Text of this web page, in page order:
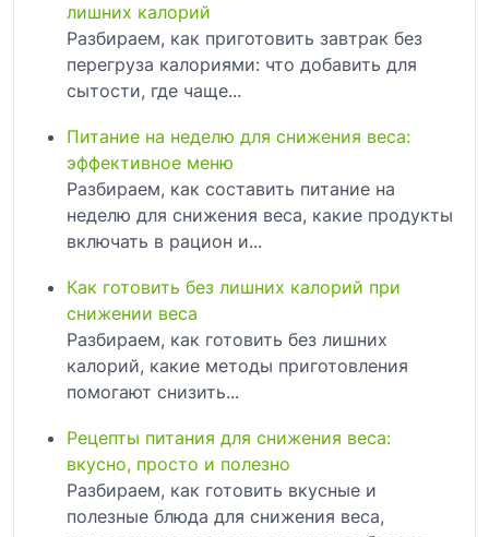
лишних калорий
Разбираем, как приготовить завтрак без
перегруза калориями: что добавить для
сытости, где чаще...
Питание на неделю для снижения веса:
эффективное меню
Разбираем, как составить питание на
неделю для снижения веса, какие продукты
включать в рацион и...
Как готовить без лишних калорий при
снижении веса
Разбираем, как готовить без лишних
калорий, какие методы приготовления
помогают снизить...
Рецепты питания для снижения веса:
вкусно, просто и полезно
Разбираем, как готовить вкусные и
полезные блюда для снижения веса,